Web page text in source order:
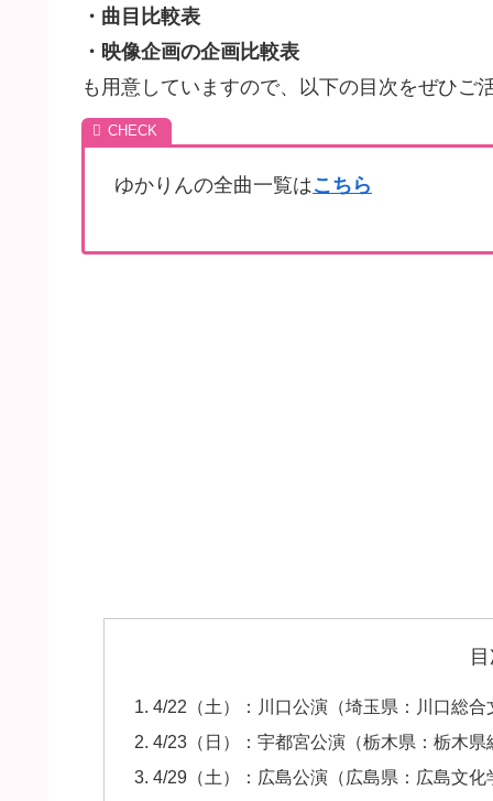
・曲目比較表
・映像企画の企画比較表
も用意していますので、以下の目次をぜひご
ゆかりんの全曲一覧はこちら
4/22（土）：川口公演（埼玉県：川口総
4/23（日）：宇都宮公演（栃木県：栃木
4/29（土）：広島公演（広島県：広島文